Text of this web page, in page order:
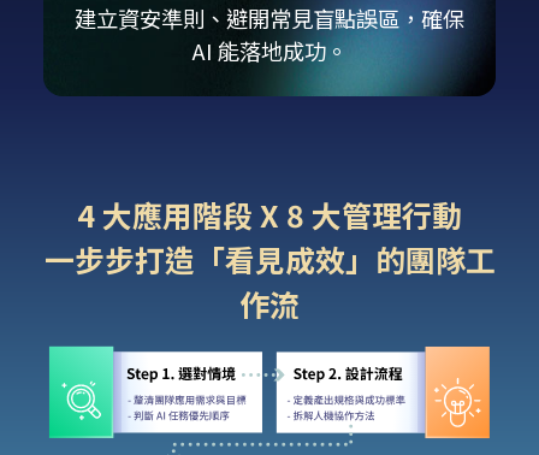
建立資安準則、避開常見盲點誤區，確保
AI 能落地成功。
4 大應用階段 X 8 大管理行動
一步步打造「看見成效」的團隊工
作流